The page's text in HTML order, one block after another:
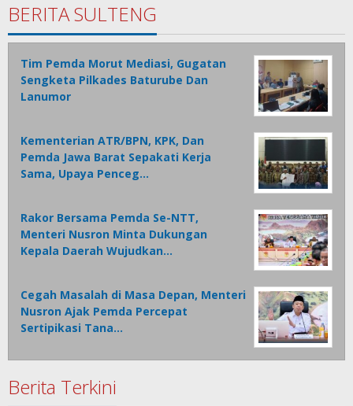
BERITA SULTENG
Tim Pemda Morut Mediasi, Gugatan
Sengketa Pilkades Baturube Dan
Lanumor
Kementerian ATR/BPN, KPK, Dan
Pemda Jawa Barat Sepakati Kerja
Sama, Upaya Penceg…
Rakor Bersama Pemda Se-NTT,
Menteri Nusron Minta Dukungan
Kepala Daerah Wujudkan…
Cegah Masalah di Masa Depan, Menteri
Nusron Ajak Pemda Percepat
Sertipikasi Tana…
Berita Terkini